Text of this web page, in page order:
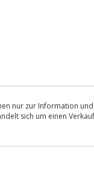
nur zur Information
sich um einen